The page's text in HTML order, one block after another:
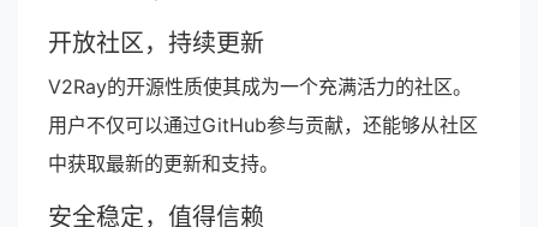
开放社区，持续更新
V2Ray的开源性质使其成为一个充满活力的社区。
用户不仅可以通过GitHub参与贡献，还能够从社区
中获取最新的更新和支持。
安全稳定，值得信赖